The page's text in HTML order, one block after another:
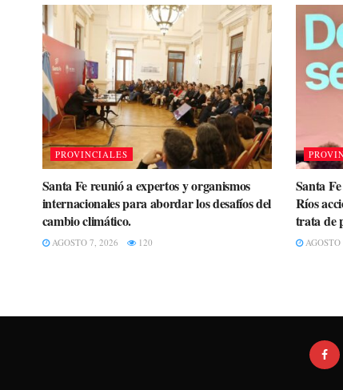
PROVINCIALES
Santa Fe reunió a expertos y organismos
internacionales para abordar los desafíos del
cambio climático.
AGOSTO 7, 2026 120
Santa
Ríos
trata de
AGOSTO